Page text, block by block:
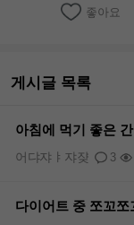
좋아요
게시글 목록
아침에 먹기 좋은
3
어댜쟈ㅑ쟈쟞
다이어트 중 쪼꼬